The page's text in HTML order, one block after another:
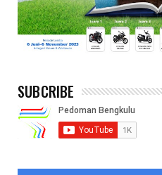
SUBCRIBE